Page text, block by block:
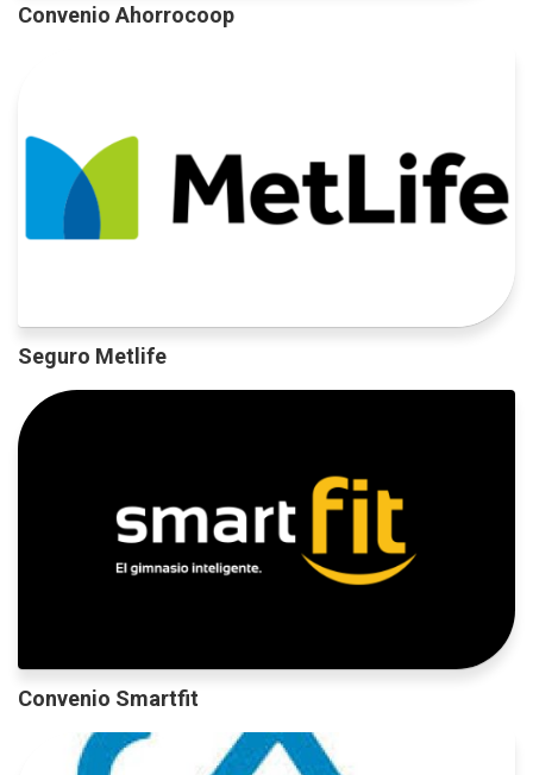
Convenio Ahorrocoop
Seguro Metlife
Convenio Smartfit